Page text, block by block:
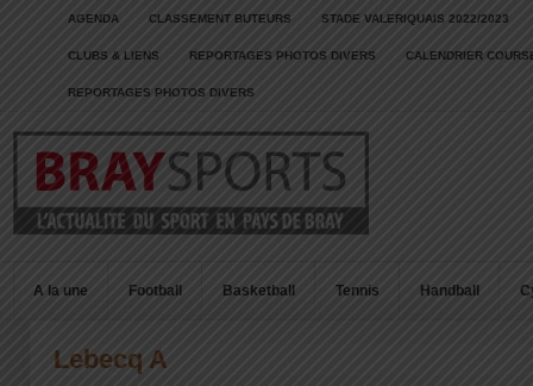
AGENDA CLASSEMENT BUTEURS STADE VALERIQUAIS 2022/2023
CLUBS & LIENS REPORTAGES PHOTOS DIVERS CALENDRIER
REPORTAGES PHOTOS DIVERS
A la une Football Basketball Tennis Handball
Lebecq A